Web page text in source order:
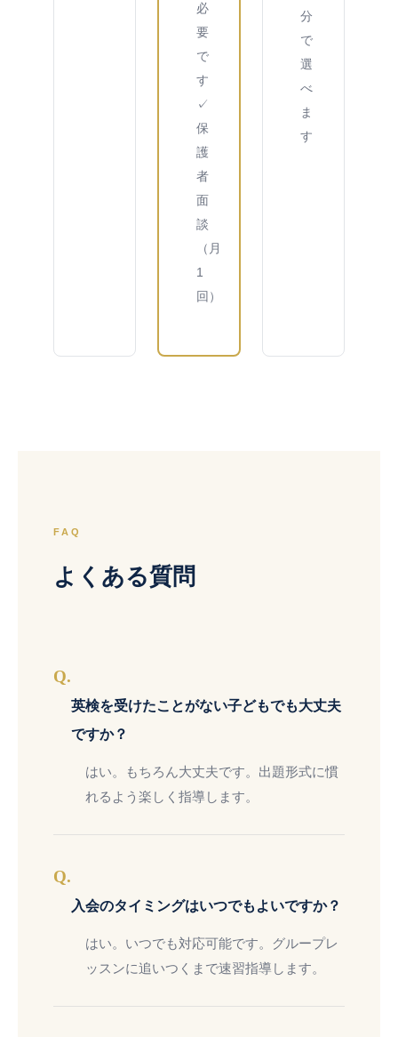
必
要
で
す
✓
保
護
者
面
談
（月
1
回）
分
で
選
べ
ま
す
FAQ
よくある質問
Q.
英検を受けたことがない子どもでも大丈夫
ですか？
はい。もちろん大丈夫です。出題形式に慣
れるよう楽しく指導します。
Q.
入会のタイミングはいつでもよいですか？
はい。いつでも対応可能です。グループレ
ッスンに追いつくまで速習指導します。